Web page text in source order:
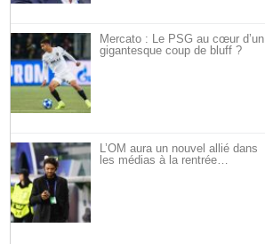
Mercato : Le PSG au cœur d’un
gigantesque coup de bluff ?
L’OM aura un nouvel allié dans
les médias à la rentrée…